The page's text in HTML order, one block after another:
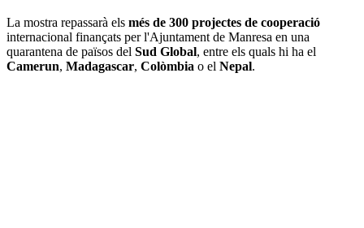
La mostra repassarà els més de 300 projectes de cooperació
internacional finançats per l'Ajuntament de Manresa en una
quarantena de països del Sud Global, entre els quals hi ha el
Camerun, Madagascar, Colòmbia o el Nepal.